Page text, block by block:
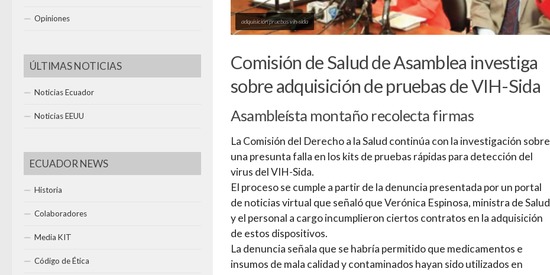
adquisición pruebas vih-sida
Comisión de Salud de Asamblea investiga
sobre adquisición de pruebas de VIH-Sida
Asambleísta montaño recolecta firmas
La Comisión del Derecho a la Salud continúa con la investigación sobre
una presunta falla en los kits de pruebas rápidas para detección del
virus del VIH-Sida.
El proceso se cumple a partir de la denuncia presentada por un portal
de noticias virtual que señaló que Verónica Espinosa, ministra de Salud
y el personal a cargo incumplieron ciertos contratos en la adquisición
de estos dispositivos.
La denuncia señala que se habría permitido que medicamentos e
insumos de mala calidad y contaminados hayan sido utilizados en
Opiniones
ÚLTIMAS NOTICIAS
Noticias Ecuador
Noticias EEUU
ECUADOR NEWS
Historia
Colaboradores
Media KIT
Código de Ética